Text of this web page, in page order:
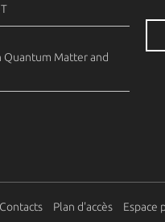
Quantum Matter and
Contacts Plan d'accès Espace